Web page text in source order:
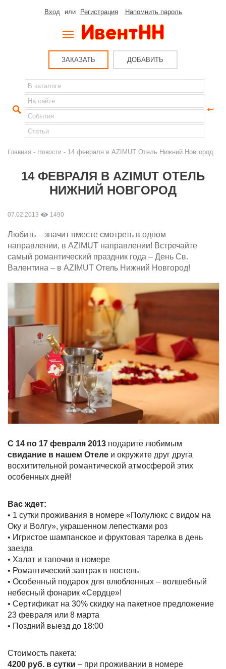
Вход или Регистрация Напомнить пароль
ЗАКАЗАТЬ ДОБАВИТЬ
Главная - Новости - 14 февраля в AZIMUT Отель Нижний Новгород
14 ФЕВРАЛЯ В AZIMUT ОТЕЛЬ
НИЖНИЙ НОВГОРОД
07.02.2013 1490
Любить – значит вместе смотреть в одном
направлении, в AZIMUT направлении! Встречайте
самый романтический праздник года – День Св.
Валентина – в AZIMUT Отель Нижний Новгород!
С 14 по 17 февраля 2013 подарите любимым
свидание в нашем Отеле и окружите друг друга
восхитительной романтической атмосферой этих
особенных дней!
Вас ждет:
• 1 сутки проживания в номере «Полулюкс с видом на
Оку и Волгу», украшенном лепестками роз
• Игристое шампанское и фруктовая тарелка в день
заезда
• Халат и тапочки в номере
• Романтический завтрак в постель
• Особенный подарок для влюбленных – волшебный
небесный фонарик «Сердце»!
• Cертификат на 30% скидку на пакетное предложение
23 февраля или 8 марта
• Поздний выезд до 18:00
Стоимость пакета:
4200 руб. в сутки – при проживании в номере